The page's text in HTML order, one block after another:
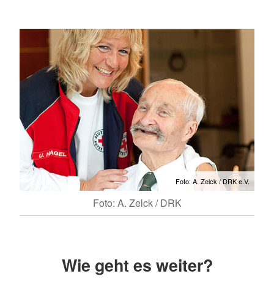
Foto: A. Zelck / DRK e.V.
Foto: A. Zelck / DRK
Wie geht es weiter?